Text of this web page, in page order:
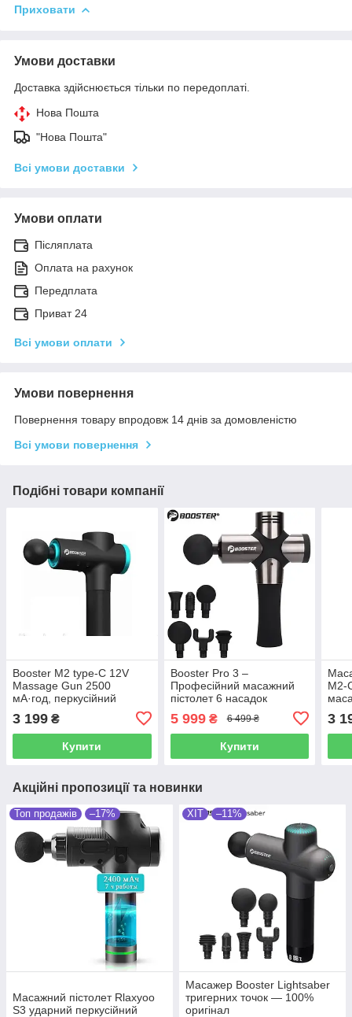
Приховати
Умови доставки
Доставка здійснюється тільки по передоплаті.
Нова Пошта
"Нова Пошта"
Всі умови доставки
Умови оплати
Післяплата
Оплата на рахунок
Передплата
Приват 24
Всі умови оплати
Умови повернення
Повернення товару впродовж 14 днів за домовленістю
Всі умови повернення
Подібні товари компанії
Booster М2 type-C 12V
Massage Gun 2500
мА·год, перкусійний
масажер тригерних точок
3 199 ₴
Купити
Booster Pro 3 –
Професійний масажний
пістолет 6 насадок
5 999₴ 6 499 ₴
Купити
M2-
3
Акційні пропозиції та новинки
Топ продажів –17%
Масажний пістолет Rlaxyoo
S3 ударний перкусійний
ХІТ –11%
Масажер Booster Lightsaber
тригерних точок — 100%
оригінал